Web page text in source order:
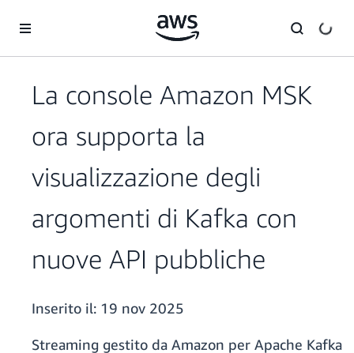
La console Amazon MSK
ora supporta la
visualizzazione degli
argomenti di Kafka con
nuove API pubbliche
Inserito il: 19 nov 2025
Streaming gestito da Amazon per Apache Kafka